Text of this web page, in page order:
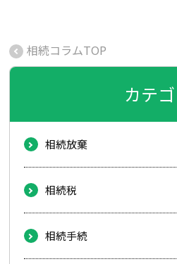
相続コラムTOP
カテ
相続放棄
相続税
相続手続